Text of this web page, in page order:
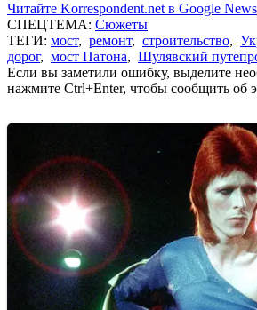
Читайте Korrespondent.net в Google News
СПЕЦТЕМА: Сюжеты
ТЕГИ: мост, ремонт, строительство,
дорог, мост Патона, Шулявский
Если вы заметили ошибку, выделите
нажмите Ctrl+Enter, чтобы сообщить об